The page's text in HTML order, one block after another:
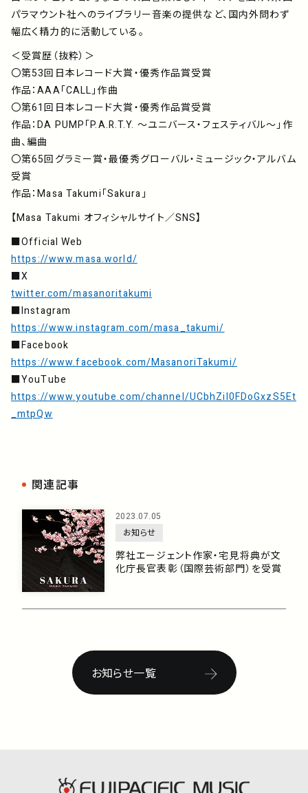
パラマウント社へのライブラリー音楽の提供など、国内外問わず
幅広く精力的に活動している。
＜受賞歴（抜粋）＞
〇第53回日本レコード大賞・優秀作品賞受賞
作品：AAA「CALL」作曲
〇第61回日本レコード大賞・優秀作品賞受賞
作品：DA PUMP「P.A.R.T.Y. ～ユニバース・フェスティバル～」作
曲、編曲
〇第65回グラミー賞・最優秀グローバル・ミュージック・アルバム
受賞
作品：Masa Takumi「Sakura」
【Masa Takumi オフィシャルサイト／SNS】
■Official Web
https://www.masa.world/
■X
twitter.com/masanoritakumi
■Instagram
https://www.instagram.com/masa_takumi/
■Facebook
https://www.facebook.com/MasanoriTakumi/
■YouTube
https://www.youtube.com/channel/UCbhZiI0FDoGxzS5Et
_mtpQw
関連記事
2023.07.05
お知らせ
弊社エージェント作家・宅見将典が文
化庁長官表彰（国際芸術部門）を受賞
お知らせ一覧